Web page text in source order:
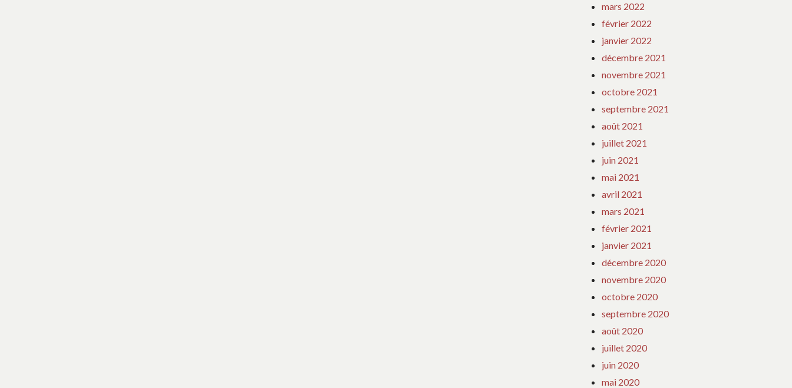
mars 2022
février 2022
janvier 2022
décembre 2021
novembre 2021
octobre 2021
septembre 2021
août 2021
juillet 2021
juin 2021
mai 2021
avril 2021
mars 2021
février 2021
janvier 2021
décembre 2020
novembre 2020
octobre 2020
septembre 2020
août 2020
juillet 2020
juin 2020
mai 2020